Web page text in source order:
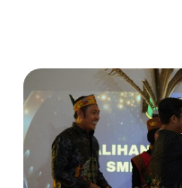
Peralihan
Jenjang
Studi
SMKS
Bumitama